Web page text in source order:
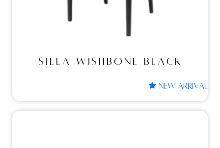
SILLA WISHBONE BLACK
NEW ARRIVAL